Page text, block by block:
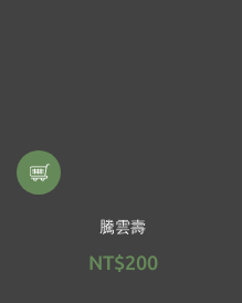
騰雲壽
NT$200